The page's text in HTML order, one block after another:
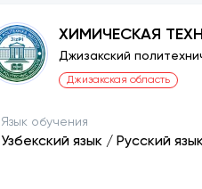
ХИМИЧЕСКАЯ
Джизакский
Джизакская область
Язык обучения
Узбекский язык / Русский